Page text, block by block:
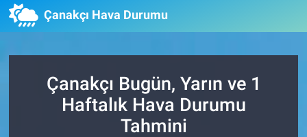
Çanakçı Hava Durumu
Çanakçı Bugün, Yarın ve 1
Haftalık Hava Durumu
Tahmini
Gündem
Belediye
Polemik
İstanbul Hava Durumu
İstanbul Trafik Yoğunluk Haritası
Süper Lig Puan Durumu ve Fikstür